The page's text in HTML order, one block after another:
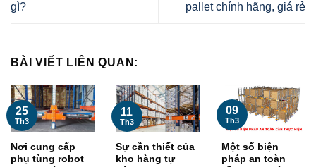
gì?
pallet chính hãng, giá rẻ
BÀI VIẾT LIÊN QUAN:
Nơi cung cấp
phụ tùng robot
25
Th3
Sự cần thiết của
kho hàng tự
11
Th3
Một số biện
pháp an toàn
09
Th3